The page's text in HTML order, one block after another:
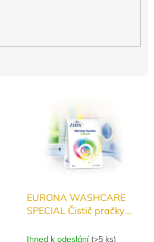
EURONA WASHCARE
SPECIAL Čistič pračky
Ihned k odeslání (>5 ks)